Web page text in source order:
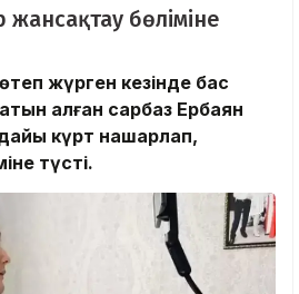
бөліміне
жүрген кезінде бас
алған сарбаз Ербаян
күрт нашарлап,
түсті.